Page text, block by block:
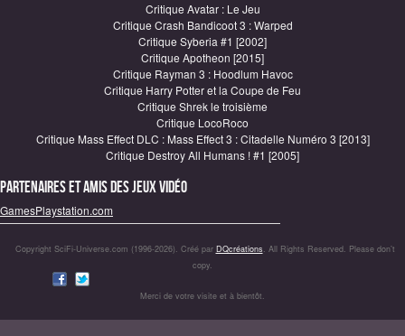
Critique Avatar : Le Jeu
Critique Crash Bandicoot 3 : Warped
Critique Syberia #1 [2002]
Critique Apotheon [2015]
Critique Rayman 3 : Hoodlum Havoc
Critique Harry Potter et la Coupe de Feu
Critique Shrek le troisième
Critique LocoRoco
Critique Mass Effect DLC : Mass Effect 3 : Citadelle Numéro 3 [2013]
Critique Destroy All Humans ! #1 [2005]
Partenaires et amis des jeux vidéo
GamesPlaystation.com
Copyright SciFi-Universe.com (1996-2026). Créé par DQcréations. All Rights Reserved. Please don’t
copy.
Merci de votre visite et à bientôt.